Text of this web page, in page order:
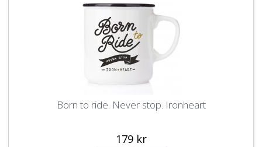
Born to ride. Never stop. Ironheart
179 kr